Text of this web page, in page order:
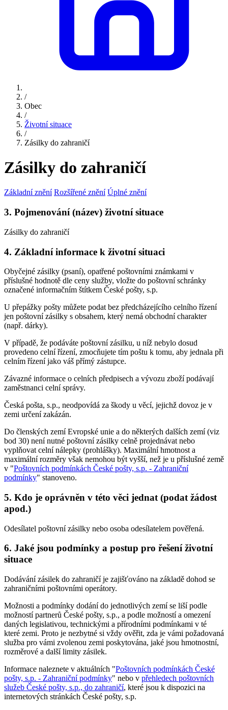
/
Obec
/
Životní situace
/
Zásilky do zahraničí
Zásilky do zahraničí
Základní znění Rozšířené znění Úplné znění
3. Pojmenování (název) životní situace
Zásilky do zahraničí
4. Základní informace k životní situaci
Obyčejné zásilky (psaní), opatřené poštovními známkami v
příslušné hodnotě dle ceny služby, vložte do poštovní schránky
označené informačním štítkem České pošty, s.p.
U přepážky pošty můžete podat bez předcházejícího celního řízení
jen poštovní zásilky s obsahem, který nemá obchodní charakter
(např. dárky).
V případě, že podáváte poštovní zásilku, u níž nebylo dosud
provedeno celní řízení, zmocňujete tím poštu k tomu, aby jednala při
celním řízení jako váš přímý zástupce.
Závazné informace o celních předpisech a vývozu zboží podávají
zaměstnanci celní správy.
Česká pošta, s.p., neodpovídá za škody u věcí, jejichž dovoz je v
zemi určení zakázán.
Do členských zemí Evropské unie a do některých dalších zemí (viz
bod 30) není nutné poštovní zásilky celně projednávat nebo
vyplňovat celní nálepky (prohlášky). Maximální hmotnost a
maximální rozměry však nemohou být vyšší, než je u příslušné země
v "Poštovních podmínkách České pošty, s.p. - Zahraniční
podmínky" stanoveno.
5. Kdo je oprávněn v této věci jednat (podat žádost
apod.)
Odesílatel poštovní zásilky nebo osoba odesílatelem pověřená.
6. Jaké jsou podmínky a postup pro řešení životní
situace
Dodávání zásilek do zahraničí je zajišťováno na základě dohod se
zahraničními poštovními operátory.
Možnosti a podmínky dodání do jednotlivých zemí se liší podle
možností partnerů České pošty, s.p., a podle možností a omezení
daných legislativou, technickými a přírodními podmínkami v té
které zemi. Proto je nezbytné si vždy ověřit, zda je vámi požadovaná
služba pro vámi zvolenou zemi poskytována, jaké jsou hmotnostní,
rozměrové a další limity zásilek.
Informace naleznete v aktuálních "Poštovních podmínkách České
pošty, s.p. - Zahraniční podmínky" nebo v přehledech poštovních
služeb České pošty, s.p., do zahraničí, které jsou k dispozici na
internetových stránkách České pošty, s.p.